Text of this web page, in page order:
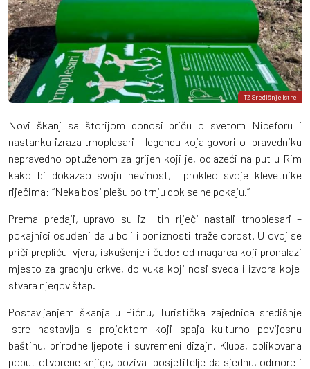
TZ Središnje Istre
Novi škanj sa štorijom donosi priču o svetom Niceforu i
nastanku izraza trnoplesari – legendu koja govori o pravedniku
nepravedno optuženom za grijeh koji je, odlazeći na put u Rim
kako bi dokazao svoju nevinost, prokleo svoje klevetnike
riječima: “Neka bosi plešu po trnju dok se ne pokaju.”
Prema predaji, upravo su iz tih riječi nastali trnoplesari –
pokajnici osuđeni da u boli i poniznosti traže oprost. U ovoj se
priči prepliću vjera, iskušenje i čudo: od magarca koji pronalazi
mjesto za gradnju crkve, do vuka koji nosi sveca i izvora koje
stvara njegov štap.
Postavljanjem škanja u Pićnu, Turistička zajednica središnje
Istre nastavlja s projektom koji spaja kulturno povijesnu
baštinu, prirodne ljepote i suvremeni dizajn. Klupa, oblikovana
poput otvorene knjige, poziva posjetitelje da sjednu, odmore i